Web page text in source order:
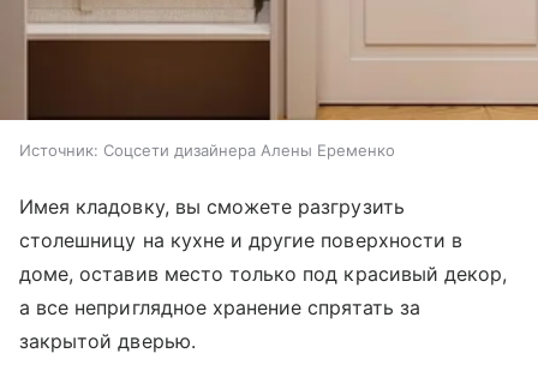
Источник: Соцсети дизайнера Алены Еременко
Имея кладовку, вы сможете разгрузить
столешницу на кухне и другие поверхности в
доме, оставив место только под красивый декор,
а все неприглядное хранение спрятать за
закрытой дверью.